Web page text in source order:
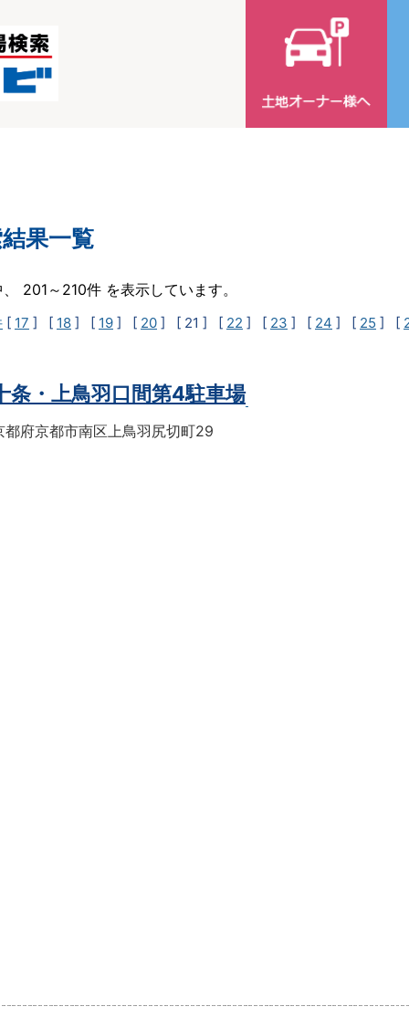
果一覧
201～210件 を表示しています。
[ 17 ] [ 18 ] [ 19 ] [ 20 ] [ 21 ] [ 22 ] [ 23 ] [ 24 ] [ 25 ] [
条・上鳥羽口間第4駐車場
都府京都市南区上鳥羽尻切町29